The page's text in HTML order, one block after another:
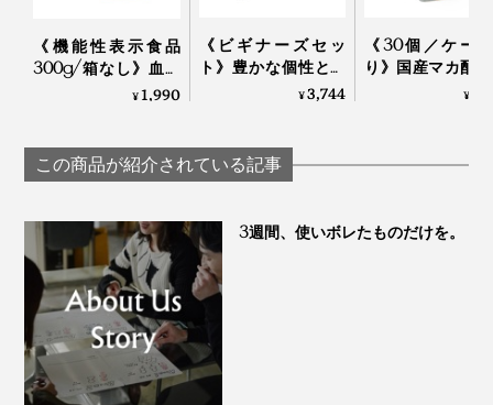
本品は、お試し用にぴったりの単品1本。ひとさじで、
《機能性表示食品
300g/箱なし》血糖
値上昇をゆるやかに
しいイヌリンはちみ
つ」｜My Honey
¥1,990
《ビギナーズセッ
ト》豊かな個性と食
べやすさが両立する
｜Fermier フェルミエ
¥3,744
《30個／ケー
り》国産マカ配
はハイボール、
¥
この商品が紹介されている記事
3週間、使いボレたものだけを。